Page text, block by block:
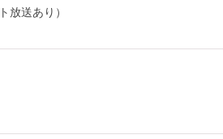
放送あり）